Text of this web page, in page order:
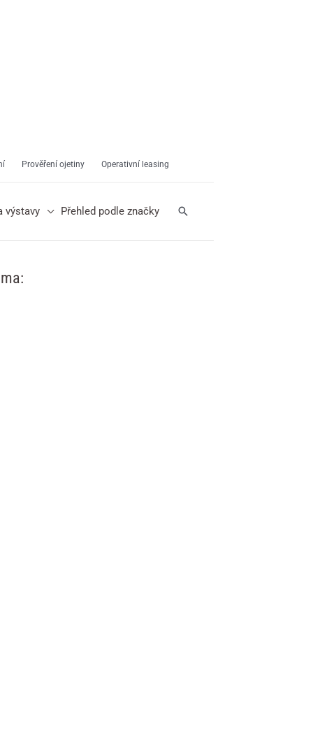
Prověření ojetiny Operativní leasing
výstavy Přehled podle značky Hledat